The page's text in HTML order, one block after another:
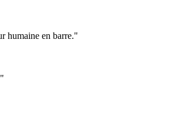
humaine en barre."